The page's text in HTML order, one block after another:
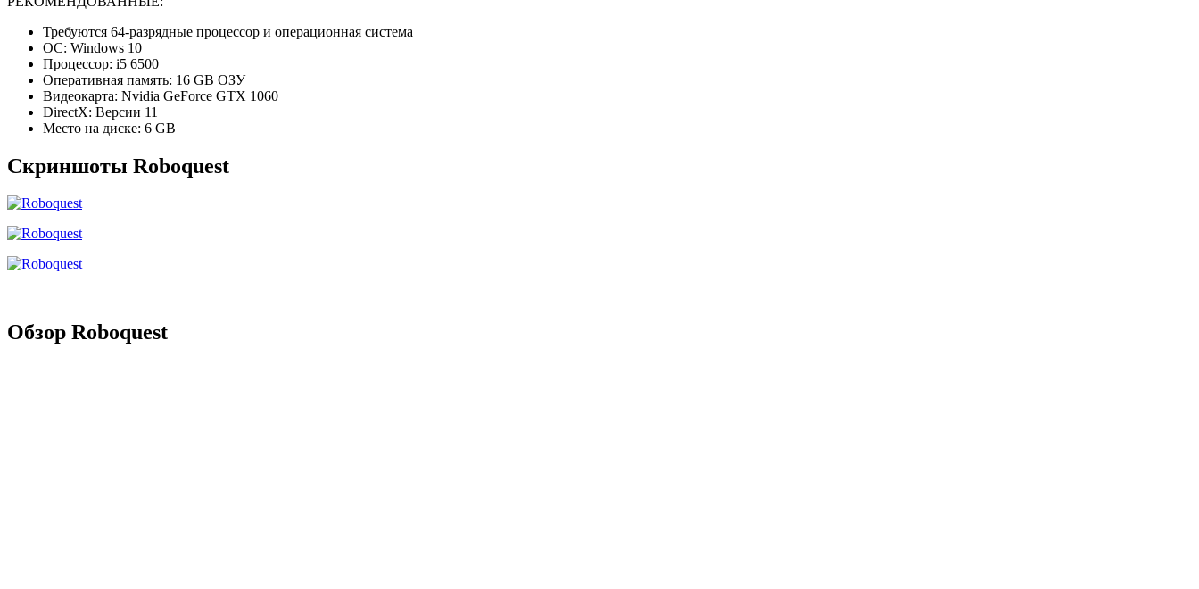
Требуются 64-разрядные процессор и операционная система
ОС: Windows 10
Процессор: i5 6500
Оперативная память: 16 GB ОЗУ
Видеокарта: Nvidia GeForce GTX 1060
DirectX: Версии 11
Место на диске: 6 GB
Скриншоты Roboquest
Обзор Roboquest